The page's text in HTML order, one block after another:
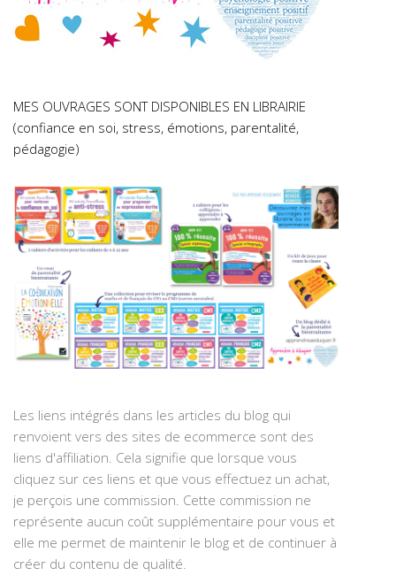
MES OUVRAGES SONT DISPONIBLES EN LIBRAIRIE
(confiance en soi, stress, émotions, parentalité,
pédagogie)
Les liens intégrés dans les articles du blog qui
renvoient vers des sites de ecommerce sont des
liens d'affiliation. Cela signifie que lorsque vous
cliquez sur ces liens et que vous effectuez un achat,
je perçois une commission. Cette commission ne
représente aucun coût supplémentaire pour vous et
elle me permet de maintenir le blog et de continuer à
créer du contenu de qualité.